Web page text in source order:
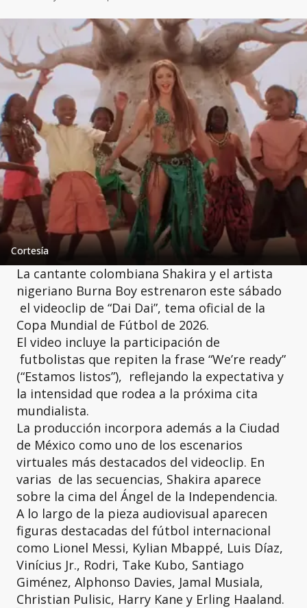
Cortesía
La cantante colombiana Shakira y el artista
nigeriano Burna Boy estrenaron este sábado
el videoclip de “Dai Dai”, tema oficial de la
Copa Mundial de Fútbol de 2026.
El video incluye la participación de
futbolistas que repiten la frase “We’re ready”
(“Estamos listos”), reflejando la expectativa y
la intensidad que rodea a la próxima cita
mundialista.
La producción incorpora además a la Ciudad
de México como uno de los escenarios
virtuales más destacados del videoclip. En
varias de las secuencias, Shakira aparece
sobre la cima del Ángel de la Independencia.
A lo largo de la pieza audiovisual aparecen
figuras destacadas del fútbol internacional
como Lionel Messi, Kylian Mbappé, Luis Díaz,
Vinícius Jr., Rodri, Take Kubo, Santiago
Giménez, Alphonso Davies, Jamal Musiala,
Christian Pulisic, Harry Kane y Erling Haaland.